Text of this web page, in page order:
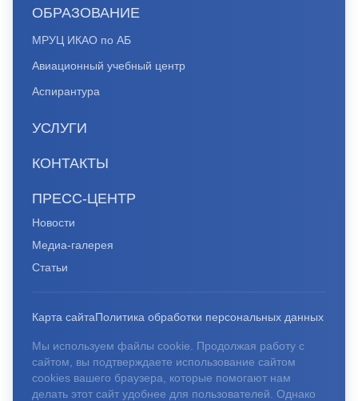
ОБРАЗОВАНИЕ
МРУЦ ИКАО по АБ
Авиационный учебный центр
Аспирантура
УСЛУГИ
КОНТАКТЫ
ПРЕСС-ЦЕНТР
Новости
Медиа-галерея
Статьи
Карта сайтаПолитика обработки персональных данных
Мы используем файлы cookie. Продолжая работу с
сайтом, вы подтверждаете использование сайтом
cookies вашего браузера, которые помогают нам
делать этот сайт удобнее для пользователей. Однако